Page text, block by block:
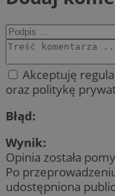
Akceptuję
oraz politykę
Błąd:
Wynik:
Opinia została
Po
udostępniona